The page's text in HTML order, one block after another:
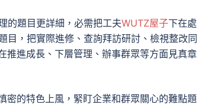
的題目更詳細，必需把工夫WUTZ屋子下在處
目，把實際進修、查詢拜訪研討、檢視整改同
推進成長、下層管理、辦事群眾等方面見真章
密的特色上風，緊盯企業和群眾關心的難點題